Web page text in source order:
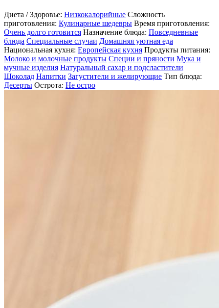
Диета / Здоровье: Низкокалорийные Сложность
приготовления: Кулинарные шедевры Время приготовления:
Очень долго готовится Назначение блюда: Повседневные
блюда Специальные случаи Домашняя уютная еда
Национальная кухня: Европейская кухня Продукты питания:
Молоко и молочные продукты Специи и пряности Мука и
мучные изделия Натуральный сахар и подсластители
Шоколад Напитки Загустители и желирующие Тип блюда:
Десерты Острота: Не остро